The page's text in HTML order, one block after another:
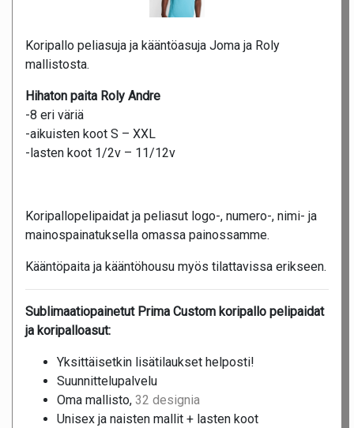
Koripallo peliasuja ja kääntöasuja Joma ja Roly
mallistosta.
Hihaton paita Roly Andre
-8 eri väriä
-aikuisten koot S – XXL
-lasten koot 1/2v – 11/12v
Koripallopelipaidat ja peliasut logo-, numero-, nimi- ja
mainospainatuksella omassa painossamme.
Kääntöpaita ja kääntöhousu myös tilattavissa erikseen.
Sublimaatiopainetut Prima Custom koripallo pelipaidat
ja koripalloasut:
Yksittäisetkin lisätilaukset helposti!
Suunnittelupalvelu
Oma mallisto, 32 designia
Unisex ja naisten mallit + lasten koot